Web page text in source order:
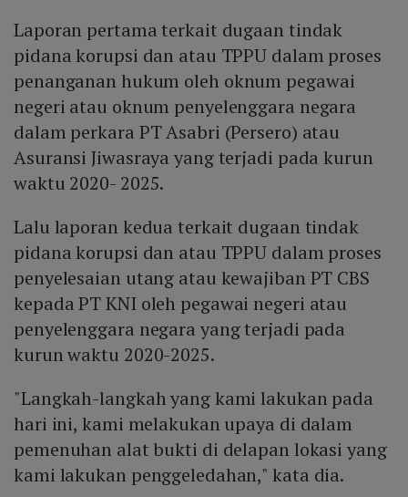
Laporan pertama terkait dugaan tindak
pidana korupsi dan atau TPPU dalam proses
penanganan hukum oleh oknum pegawai
negeri atau oknum penyelenggara negara
dalam perkara PT Asabri (Persero) atau
Asuransi Jiwasraya yang terjadi pada kurun
waktu 2020- 2025.
Lalu laporan kedua terkait dugaan tindak
pidana korupsi dan atau TPPU dalam proses
penyelesaian utang atau kewajiban PT CBS
kepada PT KNI oleh pegawai negeri atau
penyelenggara negara yang terjadi pada
kurun waktu 2020-2025.
"Langkah-langkah yang kami lakukan pada
hari ini, kami melakukan upaya di dalam
pemenuhan alat bukti di delapan lokasi yang
kami lakukan penggeledahan," kata dia.